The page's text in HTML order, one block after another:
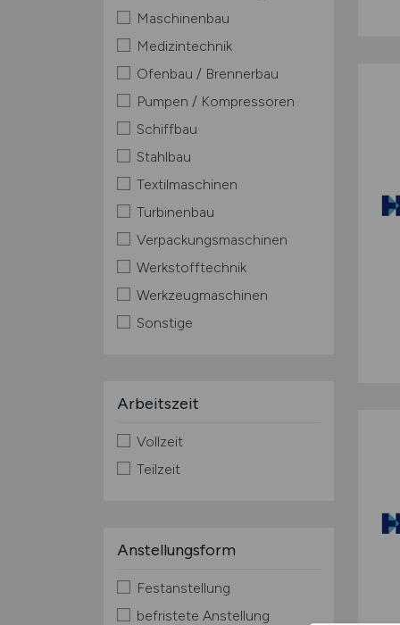
Maschinenbau
Medizintechnik
Ofenbau / Brennerbau
Pumpen / Kompressoren
Schiffbau
Stahlbau
Textilmaschinen
Turbinenbau
Verpackungsmaschinen
Werkstofftechnik
Werkzeugmaschinen
Sonstige
Arbeitszeit
Vollzeit
Teilzeit
Anstellungsform
Festanstellung
befristete Anstellung